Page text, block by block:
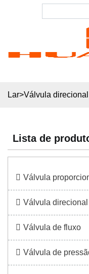
Lar>Válvula direcional
Lista de
Válvula
Válvula direcional
Válvula de fluxo
Válvula de